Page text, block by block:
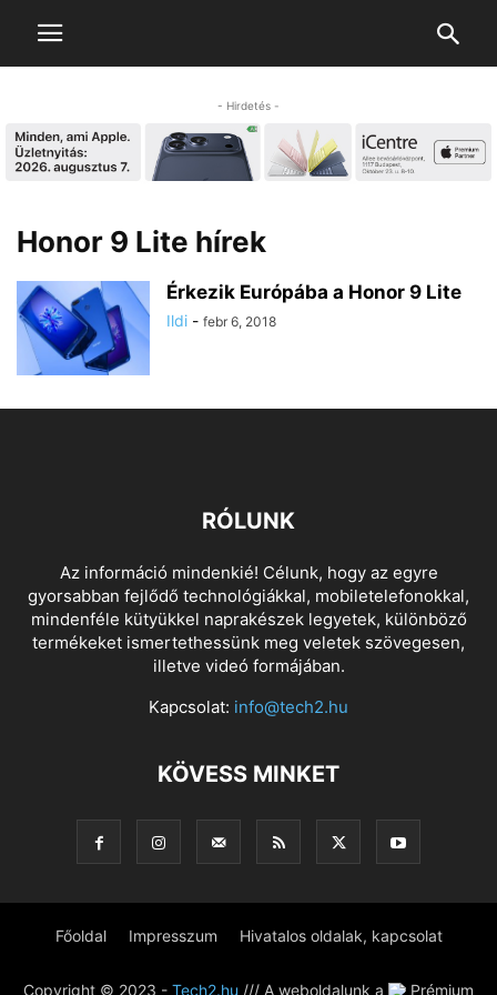
- Hirdetés -
Honor 9 Lite hírek
Érkezik Európába a Honor 9 Lite
Ildi - febr 6, 2018
RÓLUNK
Az információ mindenkié! Célunk, hogy az egyre
gyorsabban fejlődő technológiákkal, mobiletelefonokkal,
mindenféle kütyükkel naprakészek legyetek, különböző
termékeket ismertethessünk meg veletek szövegesen,
illetve videó formájában.
Kapcsolat: info@tech2.hu
KÖVESS MINKET
Főoldal Impresszum Hivatalos oldalak, kapcsolat
Copyright © 2023 - Tech2.hu /// A weboldalunk a Prémium